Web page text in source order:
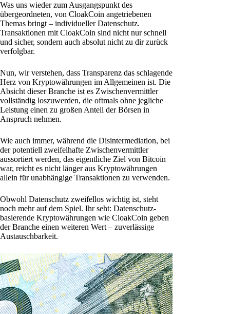
Was uns wieder zum Ausgangspunkt des
übergeordneten, von CloakCoin angetriebenen
Themas bringt – individueller Datenschutz.
Transaktionen mit CloakCoin sind nicht nur schnell
und sicher, sondern auch absolut nicht zu dir zurück
verfolgbar.
Nun, wir verstehen, dass Transparenz das schlagende
Herz von Kryptowährungen im Allgemeinen ist. Die
Absicht dieser Branche ist es Zwischenvermittler
vollständig loszuwerden, die oftmals ohne jegliche
Leistung einen zu großen Anteil der Börsen in
Anspruch nehmen.
Wie auch immer, während die Disintermediation, bei
der potentiell zweifelhafte Zwischenvermittler
aussortiert werden, das eigentliche Ziel von Bitcoin
war, reicht es nicht länger aus Kryptowährungen
allein für unabhängige Transaktionen zu verwenden.
Obwohl Datenschutz zweifellos wichtig ist, steht
noch mehr auf dem Spiel. Ihr seht: Datenschutz-
basierende Kryptowährungen wie CloakCoin geben
der Branche einen weiteren Wert – zuverlässige
Austauschbarkeit.